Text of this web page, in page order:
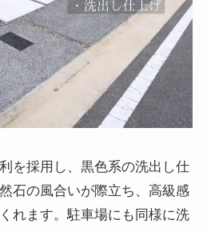
を採用し、黒色系の洗出し仕
石の風合いが際立ち、高級感
れます。駐車場にも同様に洗